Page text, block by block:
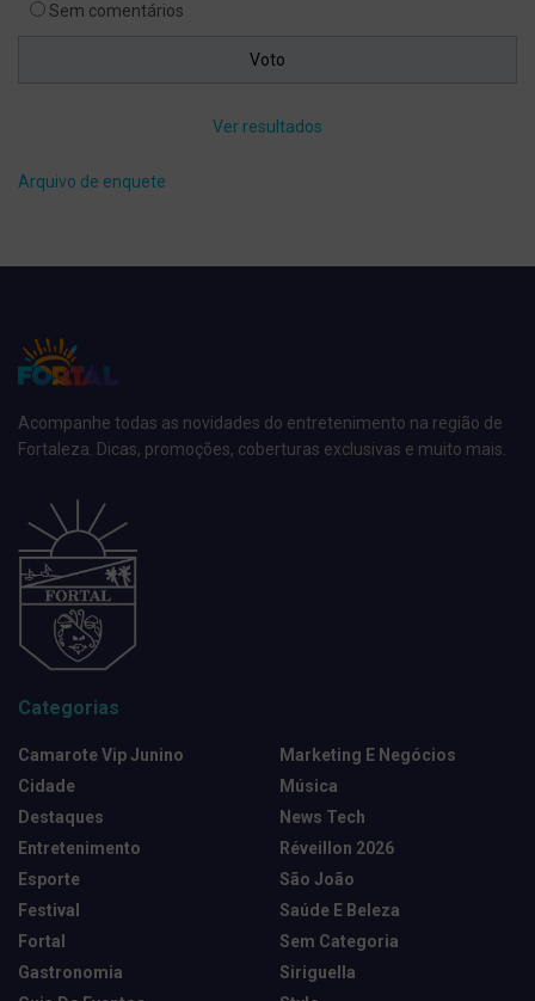
Sem comentários
Ver resultados
Arquivo de enquete
Acompanhe todas as novidades do entretenimento na região de
Fortaleza. Dicas, promoções, coberturas exclusivas e muito mais.
Categorias
Camarote Vip Junino
Cidade
Destaques
Entretenimento
Esporte
Festival
Fortal
Gastronomia
Marketing E Negócios
Música
News Tech
Réveillon 2026
São João
Saúde E Beleza
Sem Categoria
Siriguella